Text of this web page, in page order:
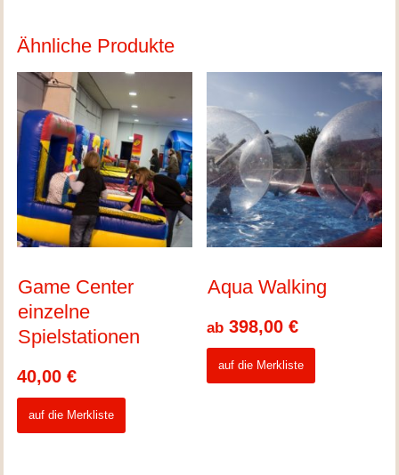
Ähnliche Produkte
Game Center
einzelne
Spielstationen
40,00€
auf die Merkliste
Aqua Walking
ab 398,00€
auf die Merkliste